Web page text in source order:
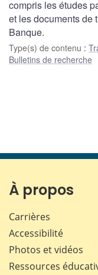
compris les études
et les documents de
Banque.
Type(s) de contenu :
Bulletins de recherche
À propos
Carrières
Accessibilité
Photos et vidéos
Ressources